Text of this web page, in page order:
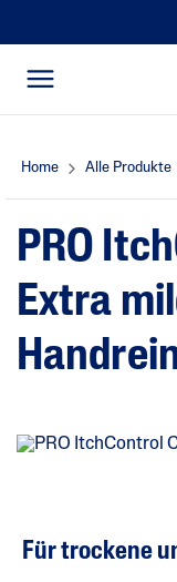
Home Alle Produkte
PRO
Extra
Für trockene